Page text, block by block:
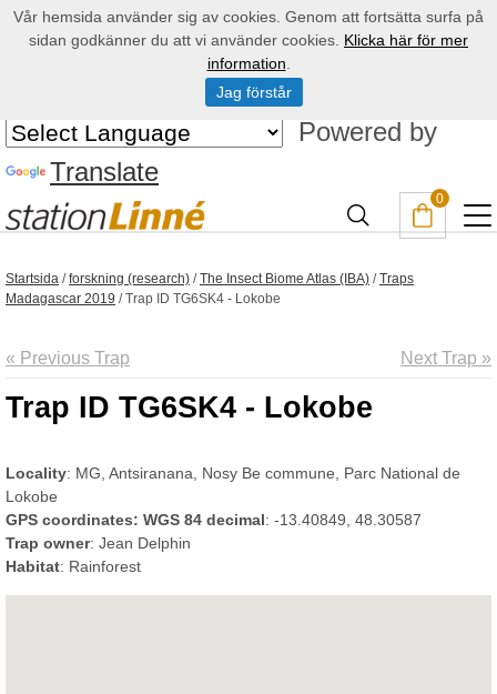
Powered by
Translate
0
Startsida /forskning (research) /The Insect Biome Atlas (IBA) /Traps
Madagascar 2019 /Trap ID TG6SK4 - Lokobe
« Previous Trap Next Trap »
Trap ID TG6SK4 - Lokobe
Locality: MG, Antsiranana, Nosy Be commune, Parc National de
Lokobe
GPS coordinates: WGS 84 decimal: -13.40849, 48.30587
Trap owner: Jean Delphin
Habitat: Rainforest
Vår hemsida använder sig av cookies. Genom att fortsätta surfa på
sidan godkänner du att vi använder cookies. Klicka här för mer
information
Jag förstår